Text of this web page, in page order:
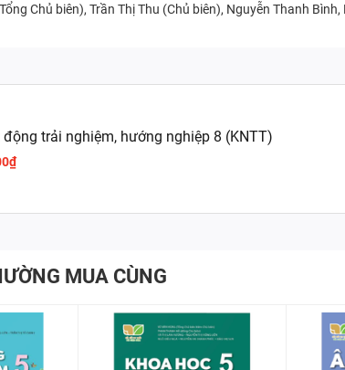
Chủ biên), Trần Thị Thu (Chủ biên), Nguyễn Thanh
Hoạt động trải nghiệm, hướng nghiệp 8 (KNTT)
MUA CÙNG